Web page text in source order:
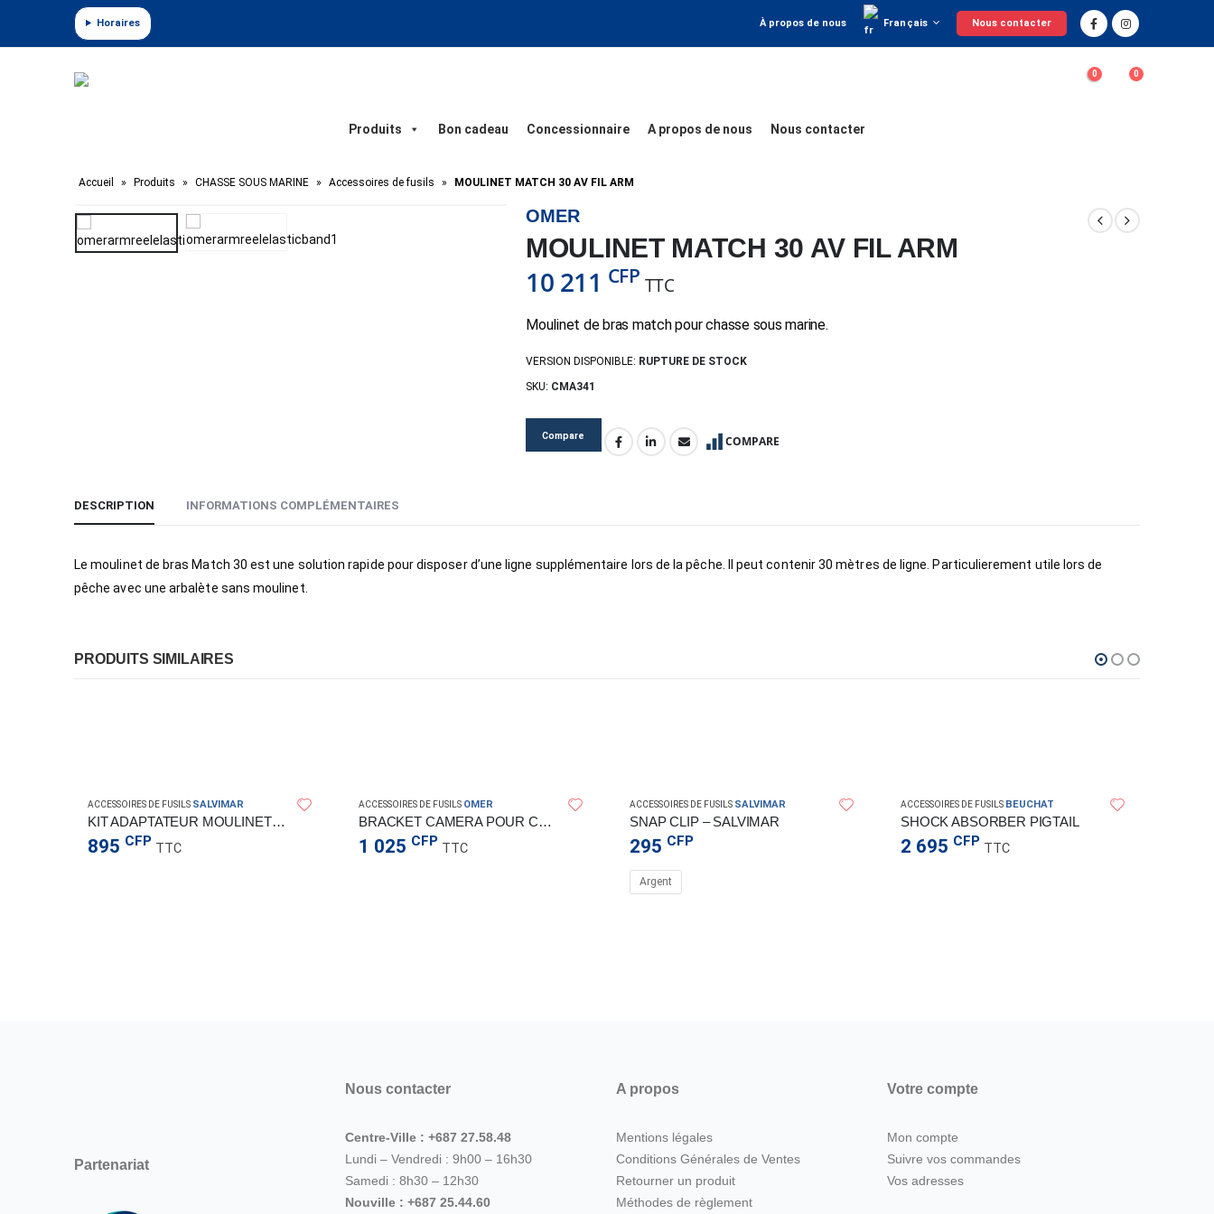
Horaires À propos de nous Français Nous contacter
0 0
Produits Bon cadeau Concessionnaire A propos de nous Nous contacter
Accueil » Produits » CHASSE SOUS MARINE » Accessoires de fusils » MOULINET MATCH 30 AV FIL ARM
OMER
MOULINET MATCH 30 AV FIL ARM
10 211 CFP TTC
Moulinet de bras match pour chasse sous marine.
VERSION DISPONIBLE: RUPTURE DE STOCK
SKU: CMA341
Compare COMPARE
DESCRIPTION INFORMATIONS COMPLÉMENTAIRES
Le moulinet de bras Match 30 est une solution rapide pour disposer d’une ligne supplémentaire lors de la pêche. Il peut contenir 30 mètres de ligne. Particulierement utile lors de
pêche avec une arbalète sans moulinet.
PRODUITS SIMILAIRES
ACCESSOIRES DE FUSILS SALVIMAR
KIT ADAPTATEUR MOULINET OMER
895 CFP TTC
ACCESSOIRES DE FUSILS OMER
BRACKET CAMERA POUR CAYMAN
1 025 CFP TTC
ACCESSOIRES DE FUSILS SALVIMAR
SNAP CLIP – SALVIMAR
295 CFP
Argent
ACCESSOIRES DE FUSILS BEUCHAT
SHOCK ABSORBER PIGTAIL
2 695 CFP TTC
Partenariat
Nous contacter
Centre-Ville : +687 27.58.48
Lundi – Vendredi : 9h00 – 16h30
Samedi : 8h30 – 12h30
Nouville : +687 25.44.60
A propos
Mentions légales
Conditions Générales de Ventes
Retourner un produit
Méthodes de règlement
Votre compte
Mon compte
Suivre vos commandes
Vos adresses
Panneau de gestion des cookies